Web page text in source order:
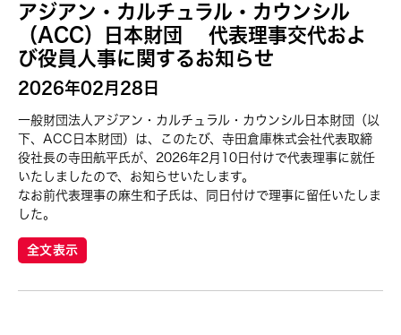
アジアン・カルチュラル・カウンシル
（ACC）日本財団 代表理事交代およ
び役員人事に関するお知らせ
2026年02月28日
一般財団法人アジアン・カルチュラル・カウンシル日本財団（以
下、ACC日本財団）は、このたび、寺田倉庫株式会社代表取締
役社長の寺田航平氏が、2026年2月10日付けで代表理事に就任
いたしましたので、お知らせいたします。
なお前代表理事の麻生和子氏は、同日付けで理事に留任いたしま
した。
全文表示